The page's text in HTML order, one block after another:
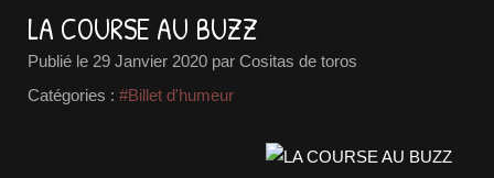
LA COURSE AU BUZZ
Publié le 29 Janvier 2020 par Cositas de toros
Catégories : #Billet d'humeur